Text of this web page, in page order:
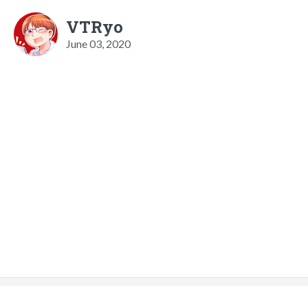
VTRyo
June 03, 2020